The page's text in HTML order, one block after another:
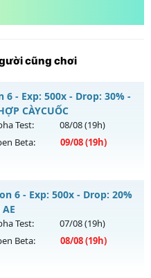
cũng chơi
6 - Exp: 500x - Drop: 30% -
CÀYCUỐC
Test: 08/08(19h)
Beta: 09/08(19h)
KO MỐC NẠP-PHÙ HỢP
chủ
Chiến Thần S6
6 - Exp: 500x - Drop: 20%
Test: 07/08(19h)
Beta: 08/08(19h)